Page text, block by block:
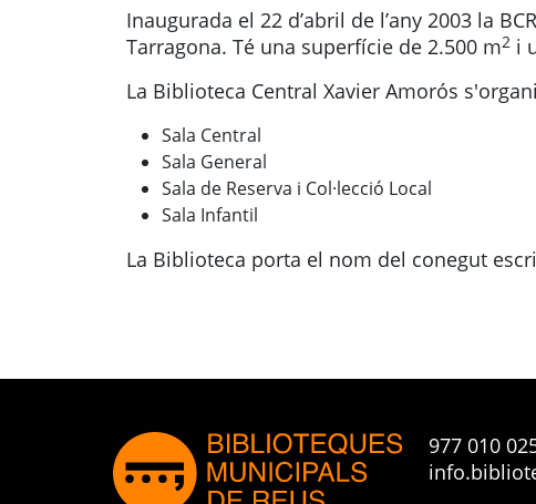
Inaugurada el 22 d’abril de l’any 2003 la
Tarragona. Té una superfície de 2.500 m2 i
La Biblioteca Central Xavier Amorós
Sala Central
Sala General
Sala de Reserva i Col·lecció Local
Sala Infantil
La Biblioteca porta el nom del conegut
977 010